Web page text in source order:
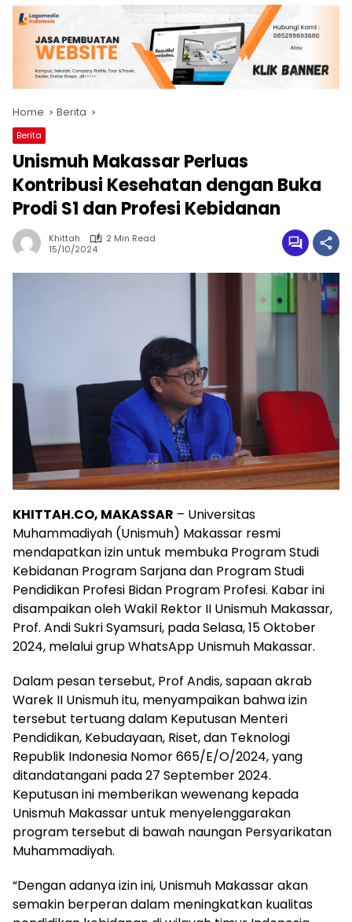
Home Berita
Berita
Unismuh Makassar Perluas
Kontribusi Kesehatan dengan Buka
Prodi S1 dan Profesi Kebidanan
Khittah
2 Min Read
15/10/2024
KHITTAH.CO, MAKASSAR – Universitas
Muhammadiyah (Unismuh) Makassar resmi
mendapatkan izin untuk membuka Program Studi
Kebidanan Program Sarjana dan Program Studi
Pendidikan Profesi Bidan Program Profesi. Kabar ini
disampaikan oleh Wakil Rektor II Unismuh Makassar,
Prof. Andi Sukri Syamsuri, pada Selasa, 15 Oktober
2024, melalui grup WhatsApp Unismuh Makassar.
Dalam pesan tersebut, Prof Andis, sapaan akrab
Warek II Unismuh itu, menyampaikan bahwa izin
tersebut tertuang dalam Keputusan Menteri
Pendidikan, Kebudayaan, Riset, dan Teknologi
Republik Indonesia Nomor 665/E/O/2024, yang
ditandatangani pada 27 September 2024.
Keputusan ini memberikan wewenang kepada
Unismuh Makassar untuk menyelenggarakan
program tersebut di bawah naungan Persyarikatan
Muhammadiyah.
“Dengan adanya izin ini, Unismuh Makassar akan
semakin berperan dalam meningkatkan kualitas